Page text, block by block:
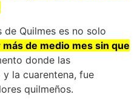
Quilmes es no solo
de medio mes sin que
donde las
la cuarentena, fue
quilmeños.